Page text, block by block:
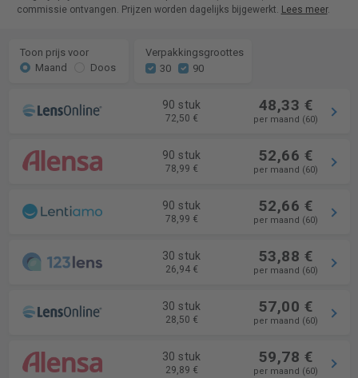
commissie ontvangen. Prijzen worden dagelijks bijgewerkt. Lees meer.
Toon prijs voor
Maand
Doos
Verpakkingsgroottes
30
90
90 stuk
72,50 €
48,33 €
per maand (60)
90 stuk
78,99 €
52,66 €
per maand (60)
90 stuk
78,99 €
52,66 €
per maand (60)
30 stuk
26,94 €
53,88 €
per maand (60)
30 stuk
28,50 €
57,00 €
per maand (60)
30 stuk
29,89 €
59,78 €
per maand (60)